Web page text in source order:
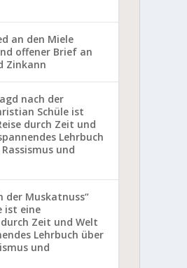
an den Miele
offener Brief an
Zinkann
nach der
Schüle ist
durch Zeit und
Lehrbuch
und
der Muskatnuss“
ist eine
Zeit und Welt
Lehrbuch über
und